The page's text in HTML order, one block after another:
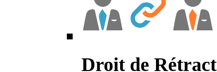
Droit de